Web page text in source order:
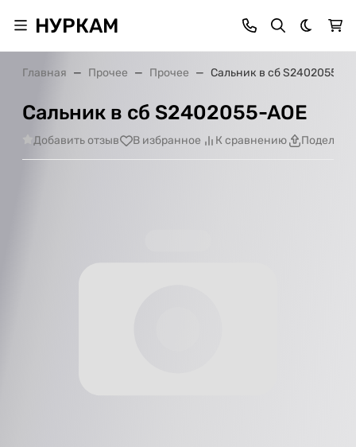
НУРКАМ Темная
Главная Прочее Прочее Сальник в сб S2402055-
Сальник в сб S2402055-AOE
Добавить отзыв В избранное К сравнению